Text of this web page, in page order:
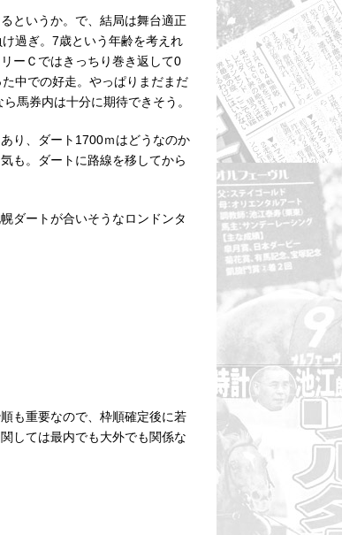
というか。で、結局は舞台適正
過ぎ。7歳という年齢を考えれ
ーＣではきっちり巻き返して0
中での好走。やっぱりまだまだ
馬券内は十分に期待できそう。
り、ダート1700ｍはどうなのか
も。ダートに路線を移してから
ダートが合いそうなロンドンタ
も重要なので、枠順確定後に若
しては最内でも大外でも関係な